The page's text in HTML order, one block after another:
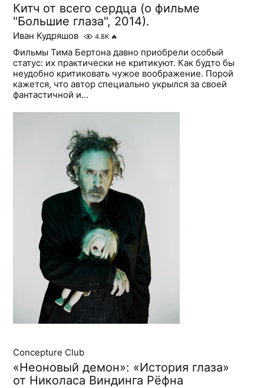
Китч от всего сердца (о фильме
"Большие глаза", 2014).
Иван Кудряшов 4.8K 🔥
Фильмы Тима Бертона давно приобрели особый
статус: их практически не критикуют. Как будто бы
неудобно критиковать чужое воображение. Порой
кажется, что автор специально укрылся за своей
фантастичной и...
Concepture Club
«Неоновый демон»: «История глаза»
от Николаса Виндинга Рёфна